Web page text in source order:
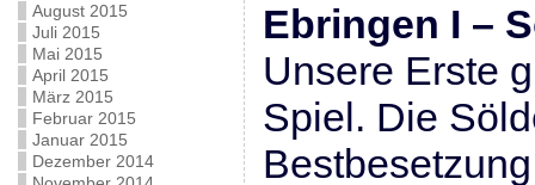
August 2015
Juli 2015
Mai 2015
April 2015
März 2015
Februar 2015
Januar 2015
Dezember 2014
Ebringen I –
Unsere Erste
Spiel. Die